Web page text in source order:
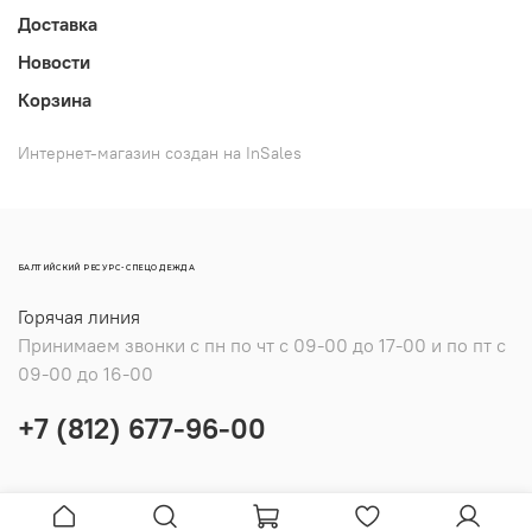
Доставка
Новости
Корзина
Интернет-магазин создан на InSales
БАЛТИЙСКИЙ РЕСУРС-СПЕЦОДЕЖДА
Горячая линия
Принимаем звонки с пн по чт с 09-00 до 17-00 и по пт с
09-00 до 16-00
+7 (812) 677-96-00